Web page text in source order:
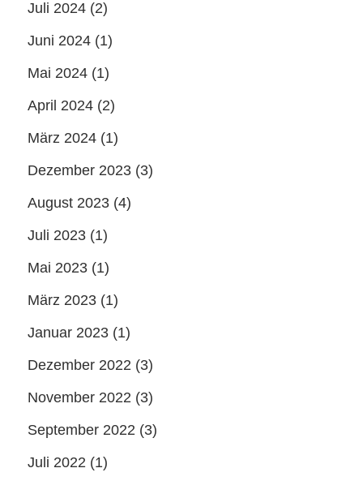
Juli 2024 (2)
Juni 2024 (1)
Mai 2024 (1)
April 2024 (2)
März 2024 (1)
Dezember 2023 (3)
August 2023 (4)
Juli 2023 (1)
Mai 2023 (1)
März 2023 (1)
Januar 2023 (1)
Dezember 2022 (3)
November 2022 (3)
September 2022 (3)
Juli 2022 (1)